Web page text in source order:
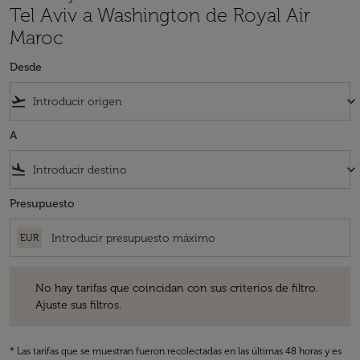
Tel Aviv a Washington de Royal Air
Maroc
Desde
flight_takeoff keyboard_arrow_down
A
flight_land keyboard_arrow_down
Presupuesto
EUR
No hay tarifas que coincidan con sus criterios de filtro.
Ajuste sus filtros.
* Las tarifas que se muestran fueron recolectadas en las últimas 48 horas y es